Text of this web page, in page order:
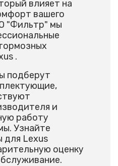
влияет на
вашего
"Фильтр" мы
.
подберут
и
работу
Узнайте
для Lexus
оценку